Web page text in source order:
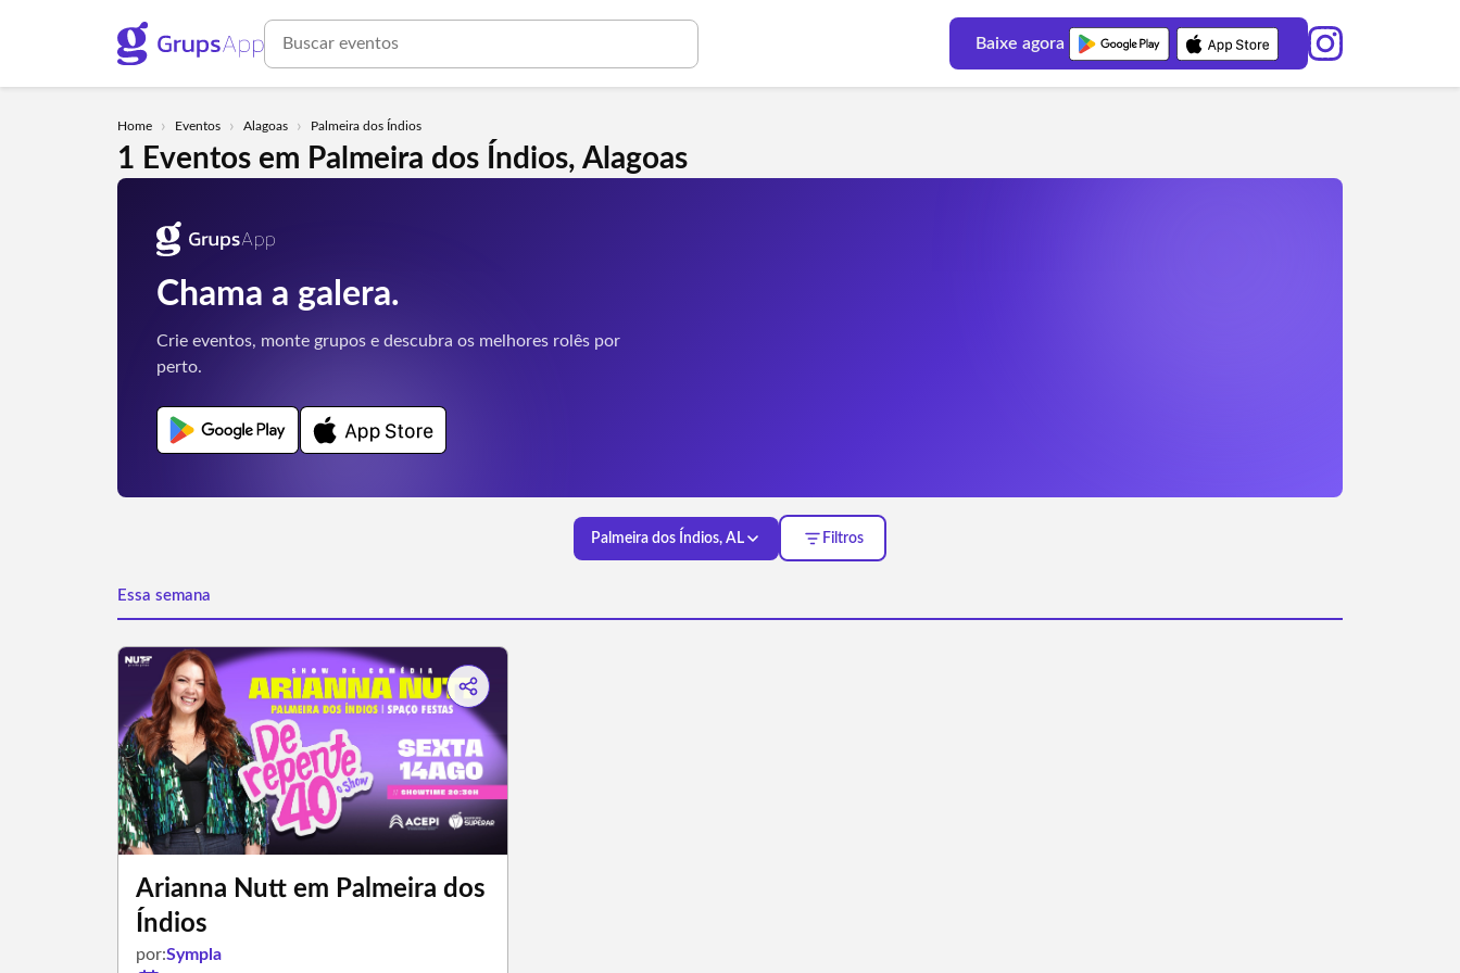
Baixe agora
Home › Eventos › Alagoas › Palmeira dos Índios
1 Eventos em Palmeira dos Índios, Alagoas
Chama a galera.
Crie eventos, monte grupos e descubra os melhores rolês por
perto.
Palmeira dos Índios, AL Filtros
Essa semana
Arianna Nutt em Palmeira dos
Índios
por:Sympla